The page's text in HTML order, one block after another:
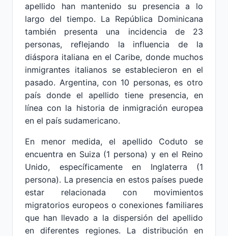
apellido han mantenido su presencia a lo
largo del tiempo. La República Dominicana
también presenta una incidencia de 23
personas, reflejando la influencia de la
diáspora italiana en el Caribe, donde muchos
inmigrantes italianos se establecieron en el
pasado. Argentina, con 10 personas, es otro
país donde el apellido tiene presencia, en
línea con la historia de inmigración europea
en el país sudamericano.
En menor medida, el apellido Coduto se
encuentra en Suiza (1 persona) y en el Reino
Unido, específicamente en Inglaterra (1
persona). La presencia en estos países puede
estar relacionada con movimientos
migratorios europeos o conexiones familiares
que han llevado a la dispersión del apellido
en diferentes regiones. La distribución en